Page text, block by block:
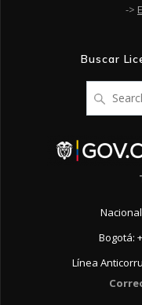
->
Buscar
for:
Bogotá:
Línea